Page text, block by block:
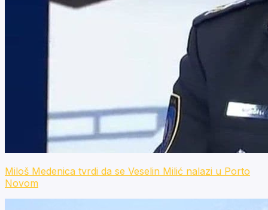
Miloš Medenica tvrdi da se Veselin Milić nalazi u Porto
Novom